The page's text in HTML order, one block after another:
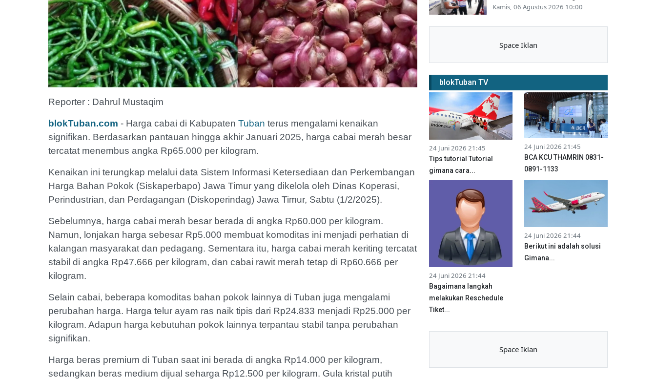
Reporter : Dahrul Mustaqim
blokTuban.com - Harga cabai di Kabupaten Tuban terus mengalami kenaikan
signifikan. Berdasarkan pantauan hingga akhir Januari 2025, harga cabai merah besar
tercatat menembus angka Rp65.000 per kilogram.
Kenaikan ini terungkap melalui data Sistem Informasi Ketersediaan dan Perkembangan
Harga Bahan Pokok (Siskaperbapo) Jawa Timur yang dikelola oleh Dinas Koperasi,
Perindustrian, dan Perdagangan (Diskoperindag) Jawa Timur, Sabtu (1/2/2025).
Sebelumnya, harga cabai merah besar berada di angka Rp60.000 per kilogram.
Namun, lonjakan harga sebesar Rp5.000 membuat komoditas ini menjadi perhatian di
kalangan masyarakat dan pedagang. Sementara itu, harga cabai merah keriting tercatat
stabil di angka Rp47.666 per kilogram, dan cabai rawit merah tetap di Rp60.666 per
kilogram.
Selain cabai, beberapa komoditas bahan pokok lainnya di Tuban juga mengalami
perubahan harga. Harga telur ayam ras naik tipis dari Rp24.833 menjadi Rp25.000 per
kilogram. Adapun harga kebutuhan pokok lainnya terpantau stabil tanpa perubahan
signifikan.
Harga beras premium di Tuban saat ini berada di angka Rp14.000 per kilogram,
sedangkan beras medium dijual seharga Rp12.500 per kilogram. Gula kristal putih
Kamis, 06 Agustus 2026 10:00
Space Iklan
blokTuban TV
24 Juni 2026 21:45
Tips tutorial Tutorial
gimana cara...
24 Juni 2026 21:45
BCA KCU THAMRIN 0831-
0891-1133
24 Juni 2026 21:44
Bagaimana langkah
melakukan Reschedule
Tiket...
24 Juni 2026 21:44
Berikut ini adalah solusi
Gimana...
Space Iklan